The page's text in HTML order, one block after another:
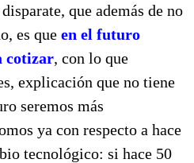
que además de no
es que en el futuro
cotizar, con lo que
explicación que no tiene
seremos más
ya con respecto a hace
tecnológico: si hace 50